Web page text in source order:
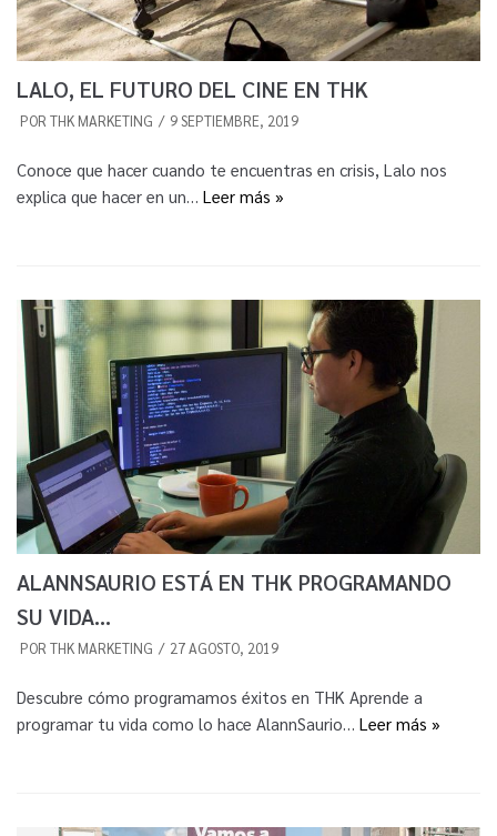
LALO, EL FUTURO DEL CINE EN THK
POR THK MARKETING 9 SEPTIEMBRE, 2019
Conoce que hacer cuando te encuentras en crisis, Lalo nos
explica que hacer en un… Leer más »
ALANNSAURIO ESTÁ EN THK PROGRAMANDO
SU VIDA…
POR THK MARKETING 27 AGOSTO, 2019
Descubre cómo programamos éxitos en THK Aprende a
programar tu vida como lo hace AlannSaurio… Leer más »